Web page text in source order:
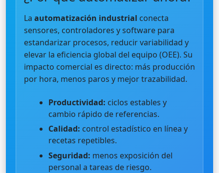
La automatización industrial conecta
sensores, controladores y software para
estandarizar procesos, reducir variabilidad y
elevar la eficiencia global del equipo (OEE). Su
impacto comercial es directo: más producción
por hora, menos paros y mejor trazabilidad.
Productividad: ciclos estables y
cambio rápido de referencias.
Calidad: control estadístico en línea y
recetas repetibles.
Seguridad: menos exposición del
personal a tareas de riesgo.